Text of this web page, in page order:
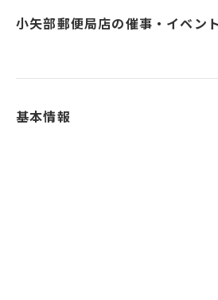
小矢部郵便局店の催事・イベン
基本情報